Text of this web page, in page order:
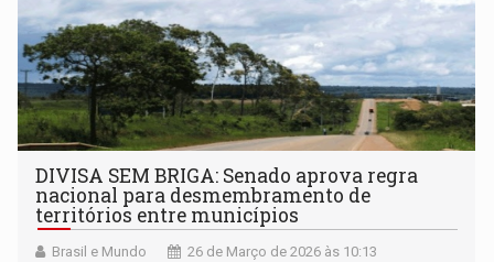
DIVISA SEM BRIGA: Senado aprova regra
nacional para desmembramento de
territórios entre municípios
Brasil e Mundo 26 de Março de 2026 às 10:13